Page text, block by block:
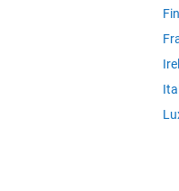
using while loop %%
1)+fibo(i-2);